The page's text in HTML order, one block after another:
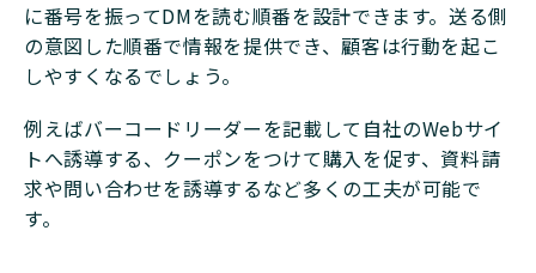
に番号を振ってDMを読む順番を設計できます。送る側
の意図した順番で情報を提供でき、顧客は行動を起こ
しやすくなるでしょう。
例えばバーコードリーダーを記載して自社のWebサイ
トへ誘導する、クーポンをつけて購入を促す、資料請
求や問い合わせを誘導するなど多くの工夫が可能で
す。